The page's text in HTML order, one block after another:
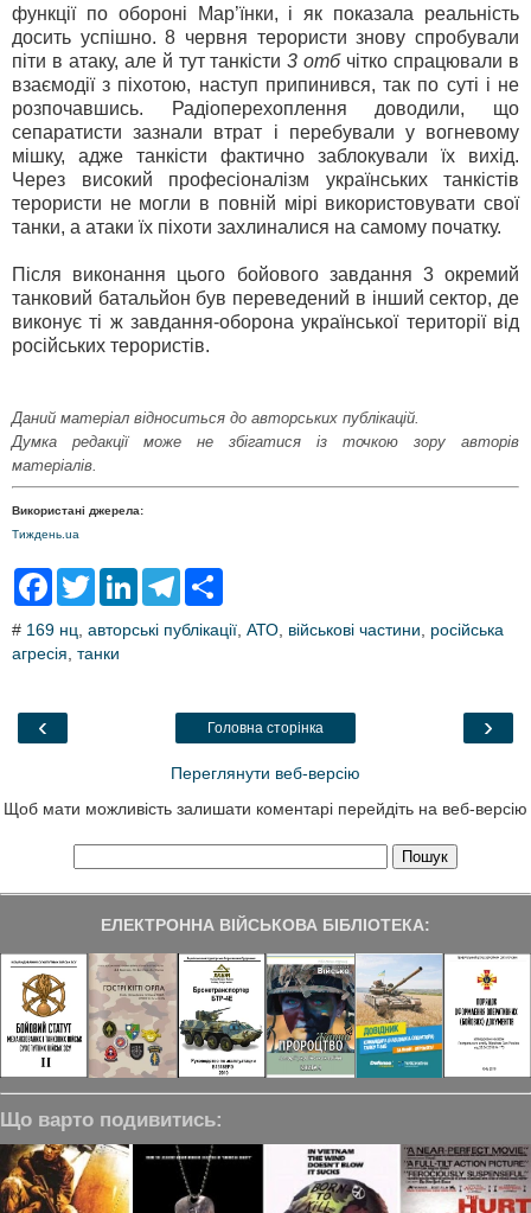
функції по обороні Мар’їнки, і як показала реальність
досить успішно. 8 червня терористи знову спробували
піти в атаку, але й тут танкісти3 отбчітко спрацювали в
взаємодії з піхотою, наступ припинився, так по суті і не
розпочавшись. Радіоперехоплення доводили, що
сепаратисти зазнали втрат і перебували у вогневому
мішку, адже танкісти фактично заблокували їх вихід.
Через високий професіоналізм українських танкістів
терористи не могли в повній мірі використовувати свої
танки, а атаки їх піхоти захлиналися на самому початку.
Після виконання цього бойового завдання 3 окремий
танковий батальйон був переведений в інший сектор, де
виконує ті ж завдання-оборона української території від
російських терористів.
Даний матеріал відноситься до авторських публікацій.
Думка редакції може не збігатися із точкою зору авторів
матеріалів.
Використані джерела:
Тиждень.ua
F
e
b
k
T
t
t
L
k
T
e
m
r
# 169 нц, авторські публікації, АТО, військові частини, російська
агресія, танки
‹ ›
Головна сторінка
Переглянути веб-версію
Щоб мати можливість залишати коментарі перейдіть на веб-версію
ЕЛЕКТРОННА ВІЙСЬКОВА БІБЛІОТЕКА:
Що варто подивитись: